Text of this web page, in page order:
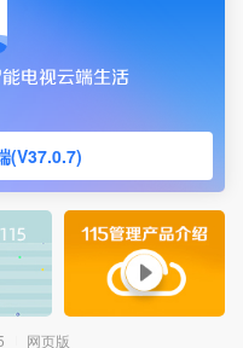
(V37.0.7)
网页版